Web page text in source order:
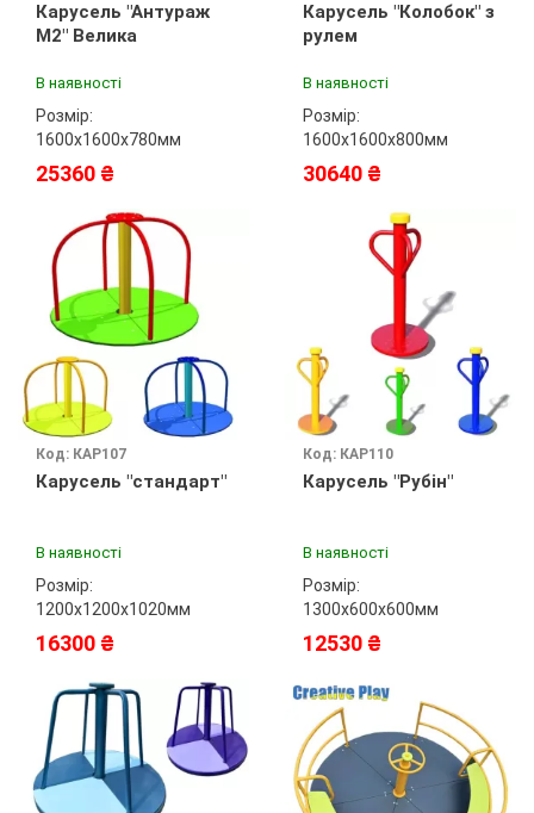
Карусель "Антураж
М2" Велика
В наявності
Розмір:
1600х1600х780мм
25360 ₴
Карусель "Колобок" з
рулем
В наявності
Розмір:
1600х1600х800мм
30640 ₴
Код: КАР107
Карусель "стандарт"
В наявності
Розмір:
1200х1200х1020мм
16300 ₴
Код: КАР110
Карусель "Рубін"
В наявності
Розмір:
1300х600х600мм
12530 ₴